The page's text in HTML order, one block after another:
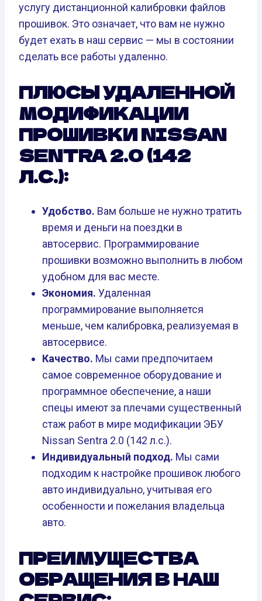
услугу дистанционной калибровки файлов
прошивок. Это означает, что вам не нужно
будет ехать в наш сервис — мы в состоянии
сделать все работы удаленно.
ПЛЮСЫ УДАЛЕННОЙ
МОДИФИКАЦИИ
ПРОШИВКИ NISSAN
SENTRA 2.0 (142
Л.С.):
Удобство. Вам больше не нужно тратить
время и деньги на поездки в
автосервис. Программирование
прошивки возможно выполнить в любом
удобном для вас месте.
Экономия. Удаленная
программирование выполняется
меньше, чем калибровка, реализуемая в
автосервисе.
Качество. Мы сами предпочитаем
самое современное оборудование и
программное обеспечение, а наши
спецы имеют за плечами существенный
стаж работ в мире модификации ЭБУ
Nissan Sentra 2.0 (142 л.с.).
Индивидуальный подход. Мы сами
подходим к настройке прошивок любого
авто индивидуально, учитывая его
особенности и пожелания владельца
авто.
ПРЕИМУЩЕСТВА
ОБРАЩЕНИЯ В НАШ